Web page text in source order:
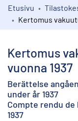
Kokoelmat
Etusivu
Kertomus
vuonna 1937
Berättelse
under år 1937
Compte rendu de
1937